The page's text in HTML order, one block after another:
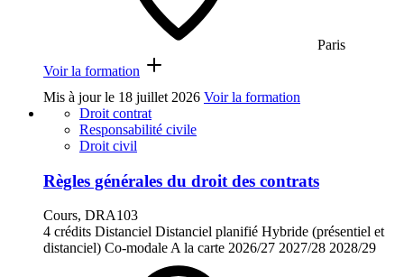
Paris
Voir la formation
Mis à jour le 18 juillet 2026 Voir la formation
Droit contrat
Responsabilité civile
Droit civil
Règles générales du droit des contrats
Cours, DRA103
4 crédits Distanciel Distanciel planifié Hybride (présentiel et
distanciel) Co-modale A la carte 2026/27 2027/28 2028/29